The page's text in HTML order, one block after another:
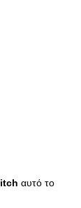
αυτό το